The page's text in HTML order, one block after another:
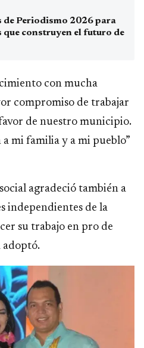
de Periodismo 2026 para
construyen el futuro de
con mucha
compromiso de trabajar
de nuestro municipio.
mi familia y a mi pueblo”
agradeció también a
independientes de la
su trabajo en pro de
adoptó.